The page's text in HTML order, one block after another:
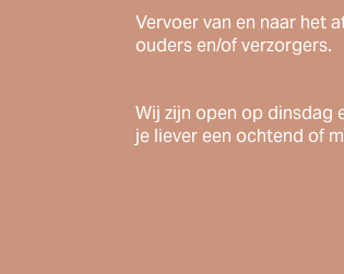
Vervoer van en naar het
ouders en/of verzorgers.
Wij zijn open op dinsdag
je liever een ochtend of